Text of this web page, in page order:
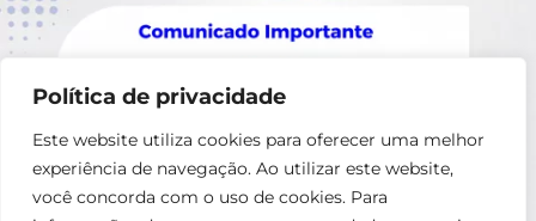
Política de privacidade
Este website utiliza cookies para oferecer uma melhor
experiência de navegação. Ao utilizar este website,
você concorda com o uso de cookies. Para
contato@assisemendes.com.br
Alameda Santos, 1165 Paulista - CEP 01419-001 -
SP